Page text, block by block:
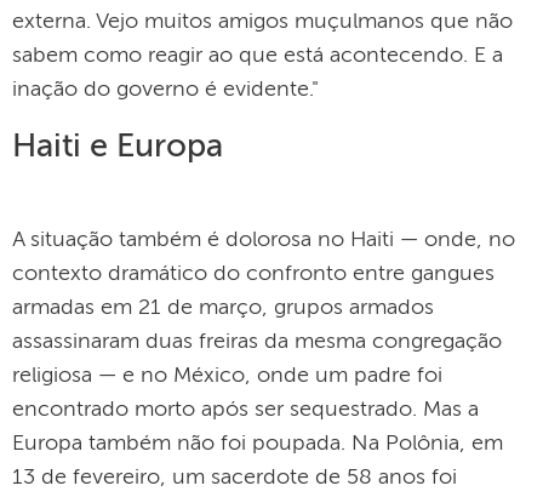
externa. Vejo muitos amigos muçulmanos que não
sabem como reagir ao que está acontecendo. E a
inação do governo é evidente."
Haiti e Europa
A situação também é dolorosa no Haiti — onde, no
contexto dramático do confronto entre gangues
armadas em 21 de março, grupos armados
assassinaram duas freiras da mesma congregação
religiosa — e no México, onde um padre foi
encontrado morto após ser sequestrado. Mas a
Europa também não foi poupada. Na Polônia, em
13 de fevereiro, um sacerdote de 58 anos foi